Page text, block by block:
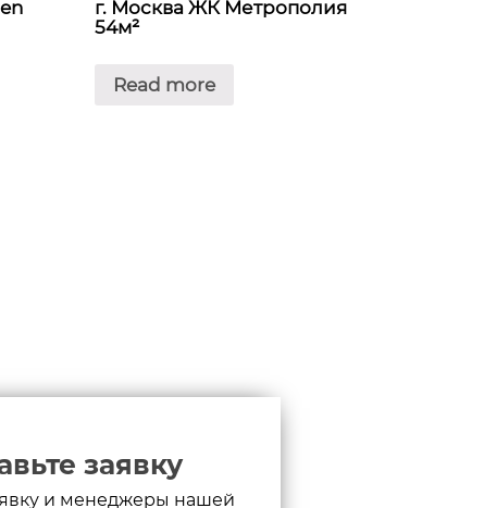
г. Москва ЖК Метрополия
54м²
Read more
заявку
и менеджеры нашей